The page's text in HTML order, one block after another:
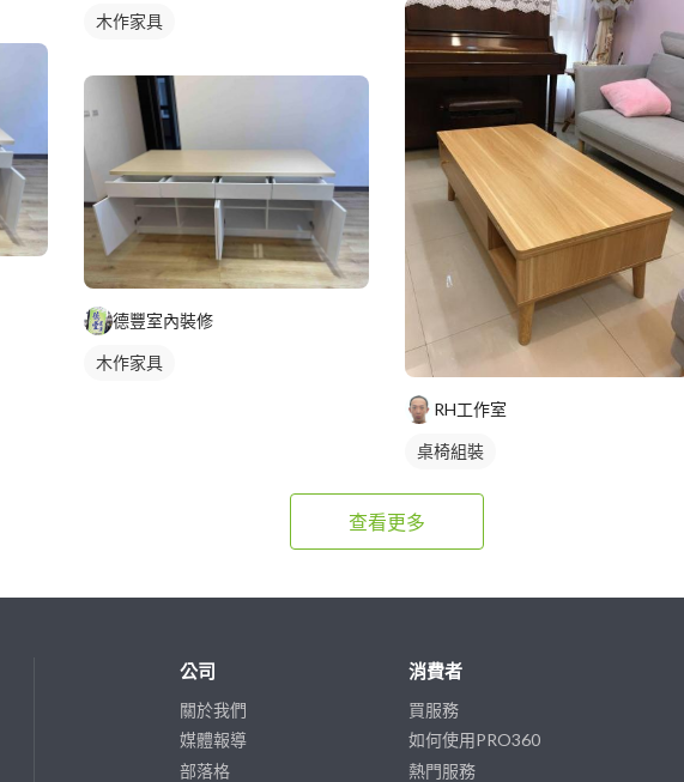
木作家具
德豐室內裝修
木作家具
RH工作室
桌椅組裝
查看更多
公司
關於我們
媒體報導
部落格
消費者
買服務
如何使用PRO360
熱門服務